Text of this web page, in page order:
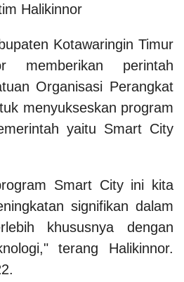
Halikinnor
Kotawaringin Timur
memberikan perintah
Organisasi Perangkat
menyukseskan program
yaitu Smart City
Smart City ini kita
signifikan dalam
khususnya dengan
terang Halikinnor.